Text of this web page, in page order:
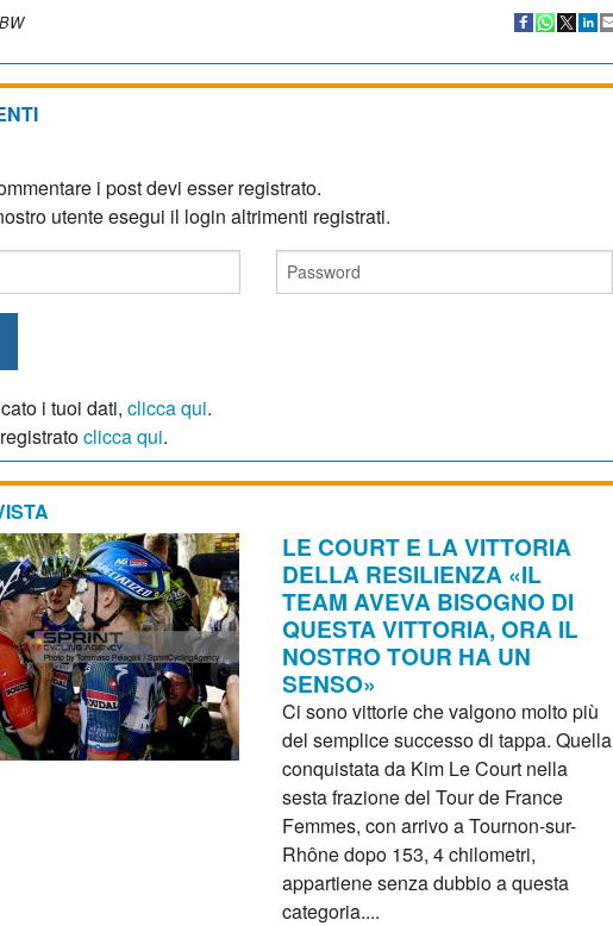
i post devi esser registrato.
utente esegui il login altrimenti registrati.
i tuoi dati, clicca qui.
clicca qui.
LE COURT E LA VITTORIA
DELLA RESILIENZA «IL
TEAM AVEVA BISOGNO DI
QUESTA VITTORIA, ORA IL
NOSTRO TOUR HA UN
SENSO»
Ci sono vittorie che valgono molto più
del semplice successo di tappa. Quella
conquistata da Kim Le Court nella
sesta frazione del Tour de France
Femmes, con arrivo a Tournon-sur-
Rhône dopo 153, 4 chilometri,
appartiene senza dubbio a questa
categoria....